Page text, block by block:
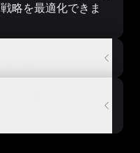
略を最適化できま